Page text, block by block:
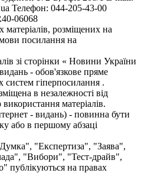
Телефон: 044-205-43-00
06068
матеріалів, розміщених на
посилання на
зі сторінки « Новини України
- обов'язкове пряме
систем гіперпосилання .
в незалежності від
матеріалів.
- видань) - повинна бути
або в першому абзаці
"Експертиза", "Заява",
"Вибори", "Тест-драйв",
публікуються на правах